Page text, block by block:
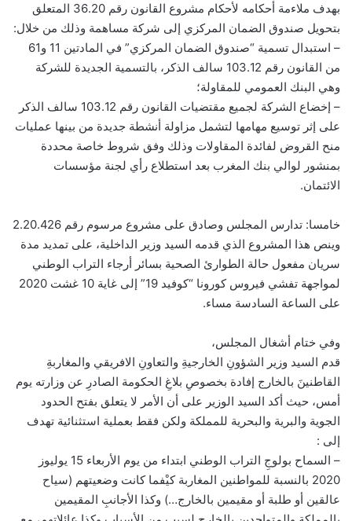
بهدف ملاءمة أحكامه لأحكام مشروع القانون رقم 36.20 المتعلق
بتحويل صندوق الضمان المركزي إلى شركة مساهمة وذلك من خلال:
– استبدال تسمية “صندوق الضمان المركزي” في المادتين 11 و61
من القانون رقم 103.12 سالف الذكر، بالتسمية الجديدة للشركة
وهي البنك العمومي للمقاولة؛
– إخضاع الشركة لجميع مقتضيات القانون رقم 103.12 سالف الذكر
على إثر توسيع مهامها لتشمل مزاولة أنشطة جديدة من بينها عمليات
منح القروض لفائدة المقاولات وذلك وفق شروط خاصة محددة
بمنشور لوالي بنك المغرب بعد استطلاع رأي لجنة مؤسسات
الائتمان.
خامسا: تدارس المجلس وصادق على مشروع مرسوم رقم 2.20.426
وينص هذا المشروع الذي قدمه السيد وزير الداخلية، على تمديد مدة
سريان مفعول حالة الطوارئ الصحية بسائر أرجاء التراب الوطني
على الساعة السادسة مساء.
وفي ختام أشغال المجلس،
قدم السيد وزير الشؤونِ الخارجيةِ والتعاونِ الافريقي والمغاربةِ
القاطنينَ بالخارج إفادة بخصوصِ بلاغِ الحكومة الصادرِ عن وزارته يوم
أمس، حيث أكد السيد الوزير على أن الأمر لا يتعلق بفتح الحدود
الجوية والبرية والبحرية للمملكة ولكن فقط بعملية استثنائية تهدف
إلى :
– السماح بولوجِ التراب الوطني ابتداء من يوم الأربعاء 15 يوليوز
2020 بالنسبة للمواطنين المغاربة كيْفما كانت وضعيتهم (سياح
عالقين أو طلبة أو مقيمين بالخارج…) وكذا الأجانبِ المقيمين